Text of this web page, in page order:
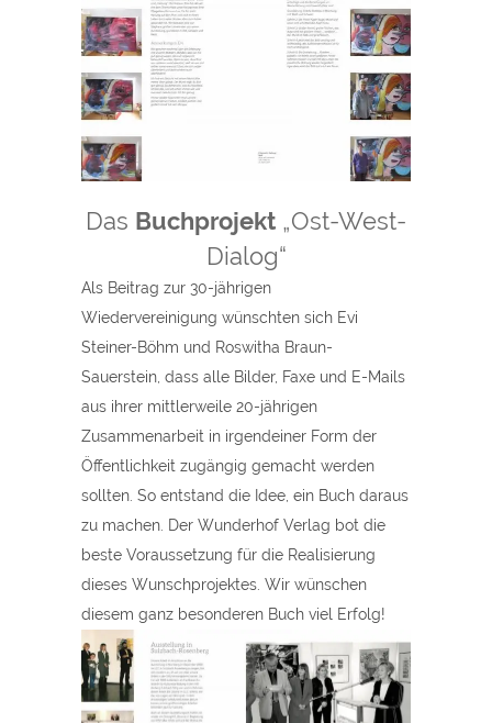
Das Buchprojekt „Ost-West-
Dialog“
Als Beitrag zur 30-jährigen
Wiedervereinigung wünschten sich Evi
Steiner-Böhm und Roswitha Braun-
Sauerstein, dass alle Bilder, Faxe und E-Mails
aus ihrer mittlerweile 20-jährigen
Zusammenarbeit in irgendeiner Form der
Öffentlichkeit zugängig gemacht werden
sollten. So entstand die Idee, ein Buch daraus
zu machen. Der Wunderhof Verlag bot die
beste Voraussetzung für die Realisierung
dieses Wunschprojektes. Wir wünschen
diesem ganz besonderen Buch viel Erfolg!